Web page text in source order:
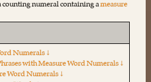
counting numeral containing ameasure
Numerals ↓
with Measure Word Numerals ↓
Word Numerals ↓